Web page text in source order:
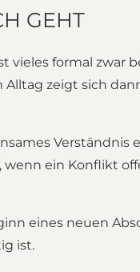
GEHT
vieles formal zwar
zeigt sich
Verständnis
ein Konflikt
eines neuen
ist.